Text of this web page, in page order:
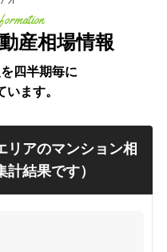
産相場情報
四半期毎に
ます。
アのマンション相
結果です）